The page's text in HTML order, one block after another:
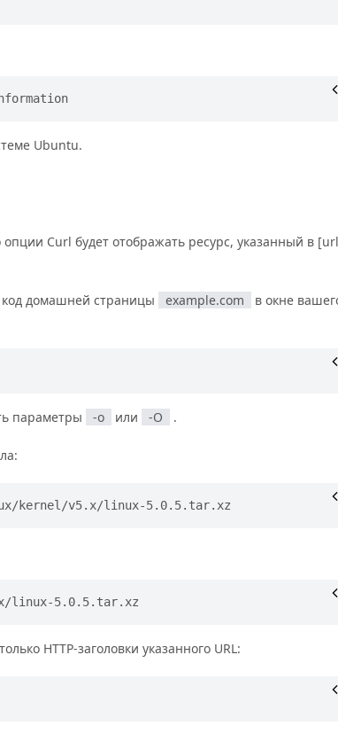
Ubuntu.
Curl будет отображать ресурс, указанный в
домашней страницы example.com
в окне
параметры -o или -O .
kernel/v5.x/linux-5.0.5.tar.xz
linux-5.0.5.tar.xz
HTTP-заголовки указанного URL: